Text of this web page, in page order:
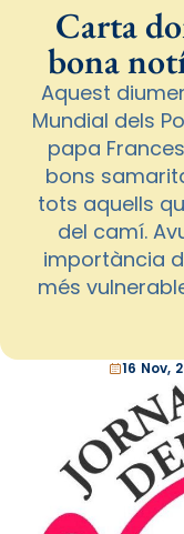
Carta
bona
Aquest
Mundial dels
papa
bons
tots aquells
del camí.
importància
més
16 Nov,